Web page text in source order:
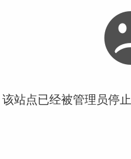
站点已经被管理员停